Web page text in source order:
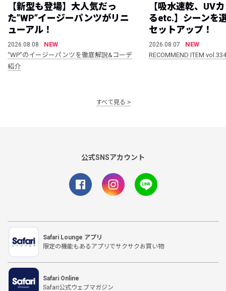
【新型も登場】大人気だっ
た”WP”イージーパンツがリニ
ューアル！
2026.08.08
NEW
“WP”のイージーパンツを徹底解説&コーデ
紹介
【吸水速乾、UV
るetc.】シーンを
セットアップ！
2026.08.07
NEW
RECOMMEND ITEM vol.334
すべて見る
公式SNSアカウント
Safari Lounge アプリ
限定の機能もあるアプリでサクサクお買い物
Safari Online
Safari公式ウェブマガジン